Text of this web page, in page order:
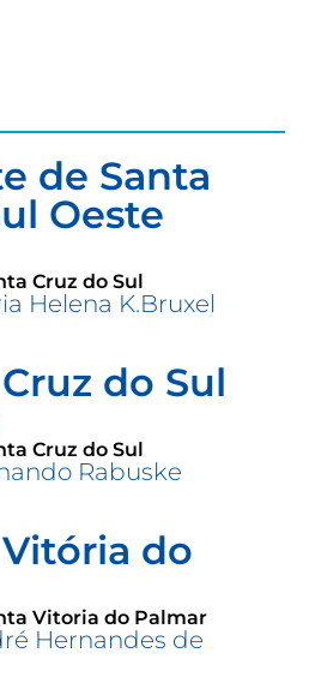
de Santa
Oeste
Cruz do Sul
Helena K.Bruxel
do Sul
Cruz do Sul
Rabuske
Vitória do
Vitoria do Palmar
Hernandes de